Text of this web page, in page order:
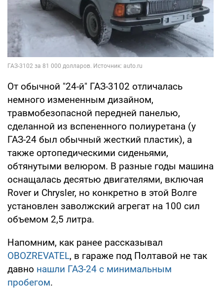
От обычной "24-й" ГАЗ-3102 отличалась
немного измененным дизайном,
травмобезопасной передней панелью,
сделанной из вспененного полиуретана (у
ГАЗ-24 был обычный жесткий пластик), а
также ортопедическими сиденьями,
обтянутыми велюром. В разные годы машина
оснащалась десятью двигателями, включая
Rover и Chrysler, но конкретно в этой Волге
установлен заволжский агрегат на 100 сил
объемом 2,5 литра.
Напомним, как ранее рассказывал
OBOZREVATEL, в гараже под Полтавой не так
давно нашли ГАЗ-24 с минимальным
пробегом.